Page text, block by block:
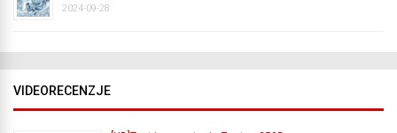
2024-09-28
VIDEORECENZJE